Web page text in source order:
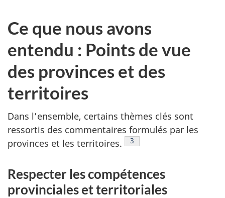
Ce que nous avons
entendu : Points de vue
des provinces et des
territoires
Dans l’ensemble, certains thèmes clés sont
ressortis des commentaires formulés par les
provinces et les territoires.
Note de bas de page
3
Respecter les compétences
provinciales et territoriales